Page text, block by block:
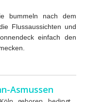
bummeln nach dem
Flussaussichten und
einfach den
Asmussen